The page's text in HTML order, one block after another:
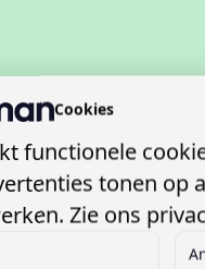
Cookies
functionele
tonen op
Zie ons